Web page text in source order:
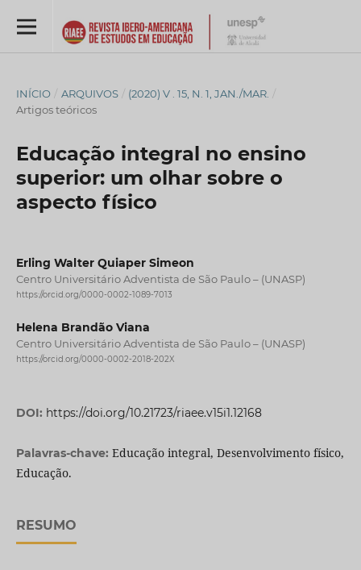
INÍCIO / ARQUIVOS / (2020) V . 15, N. 1, JAN./MAR. /
Artigos teóricos
Educação integral no ensino
superior: um olhar sobre o
aspecto físico
Erling Walter Quiaper Simeon
Centro Universitário Adventista de São Paulo – (UNASP)
https://orcid.org/0000-0002-1089-7013
Helena Brandão Viana
Centro Universitário Adventista de São Paulo – (UNASP)
https://orcid.org/0000-0002-2018-202X
DOI: https://doi.org/10.21723/riaee.v15i1.12168
Palavras-chave: Educação integral, Desenvolvimento físico,
Educação.
RESUMO